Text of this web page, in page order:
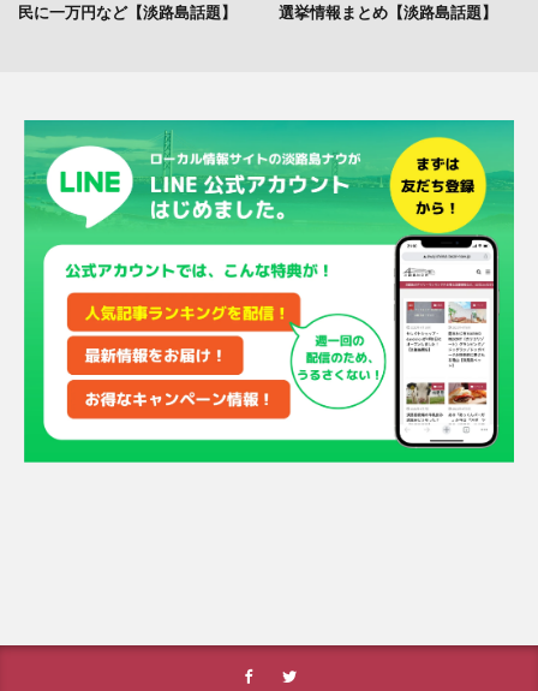
民に一万円など【淡路島話題】
選挙情報まとめ【淡路島話題】